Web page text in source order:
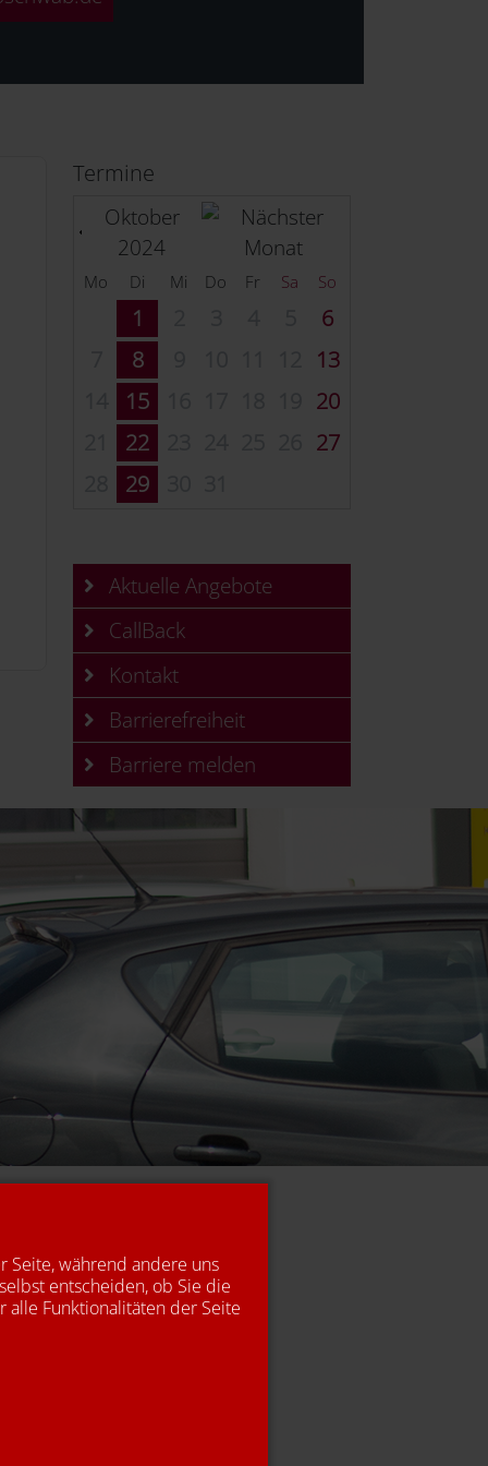
Termine
Oktober
2024
Mo Di Mi Do Fr Sa So
1
6
8
13
15
20
22
27
29
Aktuelle Angebote
CallBack
Kontakt
Barrierefreiheit
Barriere melden
Seite, während andere uns
entscheiden, ob Sie die
alle Funktionalitäten der Seite